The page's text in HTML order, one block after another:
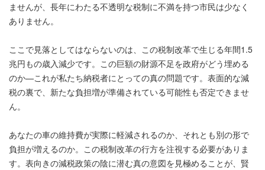
ませんが、長年にわたる不透明な税制に不満を持つ市民は少なく
ありません。
ここで見落としてはならないのは、この税制改革で生じる年間1.5
兆円もの歳入減少です。この巨額の財源不足を政府がどう埋める
のか—これが私たち納税者にとっての真の問題です。表面的な減
税の裏で、新たな負担増が準備されている可能性も否定できませ
ん。
あなたの車の維持費が実際に軽減されるのか、それとも別の形で
負担が増えるのか。この税制改革の行方を注視する必要がありま
す。表向きの減税政策の陰に潜む真の意図を見極めることが、賢